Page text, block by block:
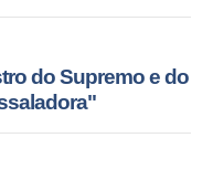
do Supremo e do